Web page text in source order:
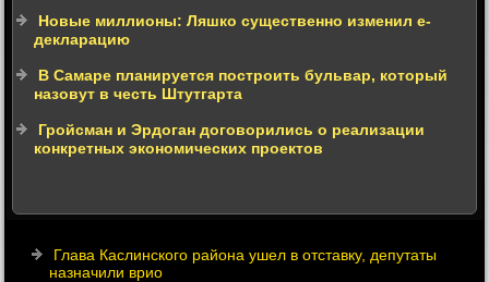
Новые миллионы: Ляшко существенно изменил е-
декларацию
В Самаре планируется построить бульвар, который
назовут в честь Штутгарта
Гройсман и Эрдоган договорились о реализации
конкретных экономических проектов
Глава Каслинского района ушел в отставку, депутаты
назначили врио